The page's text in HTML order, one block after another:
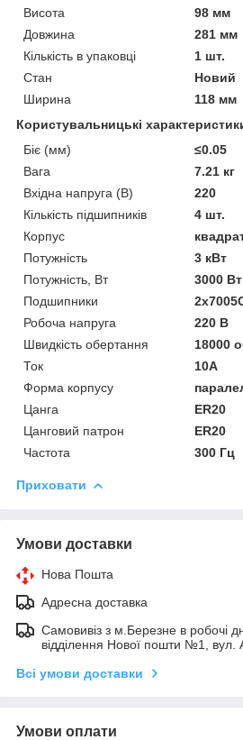
Висота
98 мм
Довжина
281 мм
Кількість в упаковці
1 шт.
Стан
Новий
Ширина
118 мм
Користувальницькі
Біє (мм)
≤0.05
Вага
7.21 кг
Вхідна напруга (В)
220
Кількість підшипників
4 шт.
Корпус
Потужність
3 кВт
Потужність, Вт
3000 Вт
Подшипники
Робоча напруга
220 В
Швидкість обертання
18000
Ток
10А
Форма корпусу
Цанга
ER20
Цанговий патрон
ER20
Частота
300 Гц
Приховати
Умови доставки
Нова Пошта
Адресна доставка
Самовивіз з м.Березне в робочі
відділення Нової пошти №1, вул.
Всі умови доставки
Умови оплати